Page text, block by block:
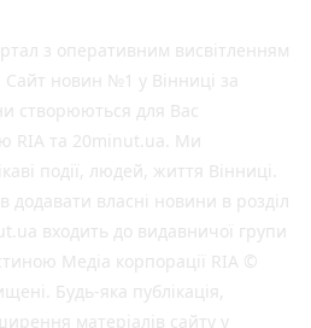
з оперативним висвітленням
Сайт новин №1 у Вінниці за
створюються для Вас
RIA та 20minut.ua. Ми
події, людей, життя Вінниці.
додавати власні новини в розділ
входить до видавничої групи
Медіа корпорації RIA ©
Будь-яка публiкацiя,
матеріалів сайту у